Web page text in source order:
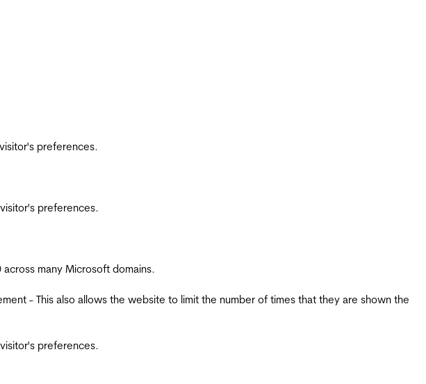
preferences.
preferences.
many Microsoft domains.
- This also allows the website to limit the number of times that they are shown the
preferences.